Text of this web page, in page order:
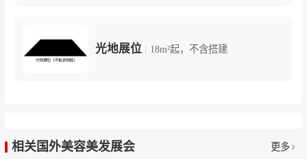
光地展位 | 18m²起，不含搭建
相关国外美容美发展会 更多